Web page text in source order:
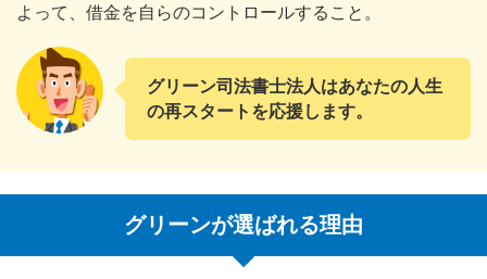
よって、借金を自らのコントロールすること。
グリーン司法書士法人はあなたの人生
の再スタートを応援します。
グリーンが選ばれる理由